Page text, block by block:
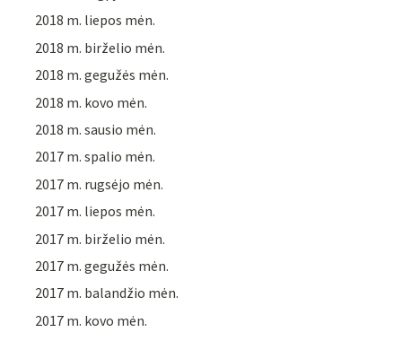
2018 m. liepos mėn.
2018 m. birželio mėn.
2018 m. gegužės mėn.
2018 m. kovo mėn.
2018 m. sausio mėn.
2017 m. spalio mėn.
2017 m. rugsėjo mėn.
2017 m. liepos mėn.
2017 m. birželio mėn.
2017 m. gegužės mėn.
2017 m. balandžio mėn.
2017 m. kovo mėn.